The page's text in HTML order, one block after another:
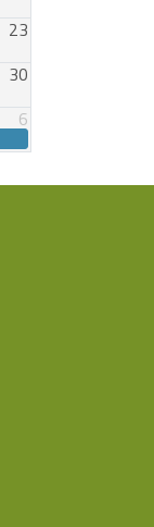
23
30
6